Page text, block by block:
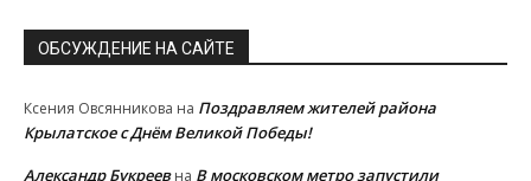
ОБСУЖДЕНИЕ НА САЙТЕ
Ксения Овсянникова на Поздравляем жителей района
Крылатское с Днём Великой Победы!
Александр Букреевна В московском метро запустили